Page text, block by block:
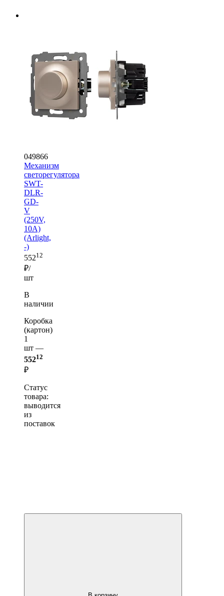
049866
Механизм
светорегулятора
SWT-
DLR-
GD-
V
(250V,
10A)
(Arlight,
-)
55212
₽/
шт
В
наличии
Коробка
(картон)
1
шт —
55212
₽
Статус
товара:
выводится
из
поставок